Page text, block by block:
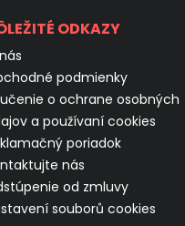
ODKAZY
podmienky
o ochrane osobných
a používaní cookies
poriadok
nás
od zmluvy
souborů cookies